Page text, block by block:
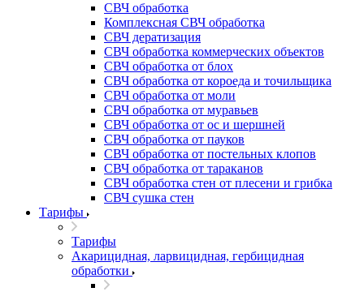
СВЧ обработка
Комплексная СВЧ обработка
СВЧ дератизация
СВЧ обработка коммерческих объектов
СВЧ обработка от блох
СВЧ обработка от короеда и точильщика
СВЧ обработка от моли
СВЧ обработка от муравьев
СВЧ обработка от ос и шершней
СВЧ обработка от пауков
СВЧ обработка от постельных клопов
СВЧ обработка от тараканов
СВЧ обработка стен от плесени и грибка
СВЧ сушка стен
Тарифы
Тарифы
Акарицидная, ларвицидная, гербицидная
обработки